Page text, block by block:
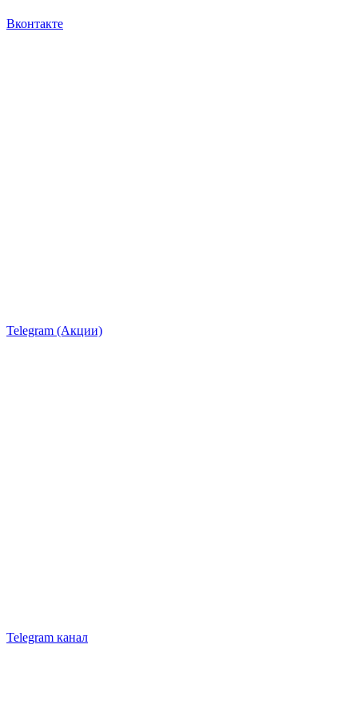
Вконтакте
Telegram (Акции)
Telegram канал